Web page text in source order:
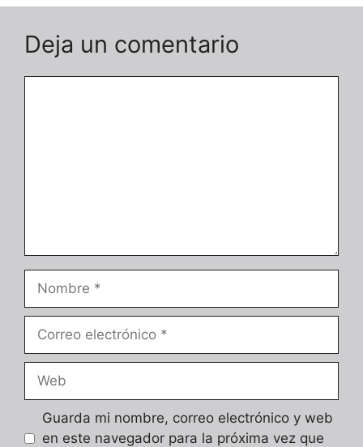
Deja un comentario
electrónico
Guarda mi nombre, correo electrónico y web
en este navegador para la próxima vez que